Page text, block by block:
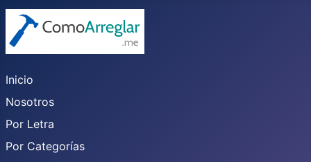
Inicio
Nosotros
Por Letra
Por Categorías